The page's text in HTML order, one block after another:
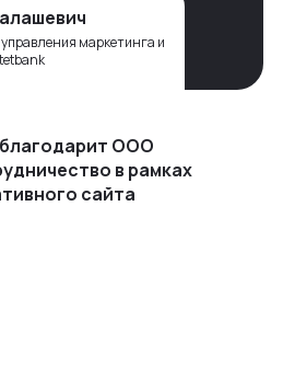
управления маркетинга и
ООО
в рамках
сайта